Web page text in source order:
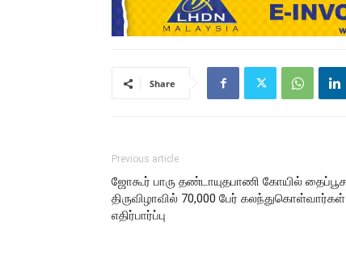
Share
Previous article
ஜோகூர் பாரு தண்டாயுதபாணி கோயில்
திருவிழாவில் 70,000 பேர்
எதிர்பார்ப்பு